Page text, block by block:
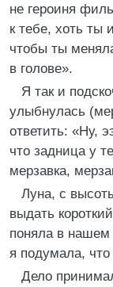
не героиня
к тебе, хоть ты
чтобы ты
в голове».
Я так и
улыбнулась
ответить: «Ну,
что задница у
мерзавка,
Луна, с
выдать
поняла в нашем
я подумала,
Дело